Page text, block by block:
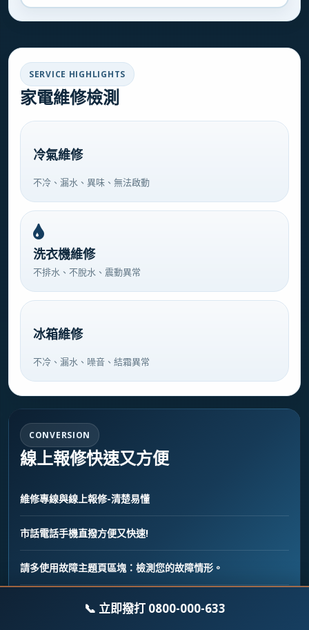
SERVICE HIGHLIGHTS
家電維修檢測
冷氣維修
不冷、漏水、異味、無法啟動
洗衣機維修
不排水、不脫水、震動異常
冰箱維修
不冷、漏水、噪音、結霜異常
CONVERSION
線上報修快速又方便
維修專線與線上報修-清楚易懂
市話電話手機直撥方便又快速!
請多使用故障主題頁區塊：檢測您的故障情形。
📞 立即撥打 0800-000-633